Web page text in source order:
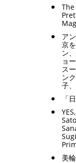
ア
京
ン
ョ
ス
ン
子
「
美